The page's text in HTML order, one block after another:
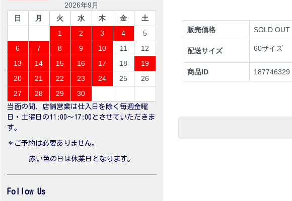
販売価格 SOLD OUT
配送サイズ 60サイズ
商品ID 187746329
2026年9月
日
月 火 水 木 金
土
1
2 3 4
5
6
7 8 9 10 11
12
13
14 15 16 17 18
19
20
21 22 23 24 25
26
27
28 29 30
当面の間、店舗営業は仕入日を除く毎週金曜
日・土曜日の11:00〜17:00とさせていただきま
す。
＊ご予約は必要ありません。
赤い色の日は休業日となります。
Follow Us